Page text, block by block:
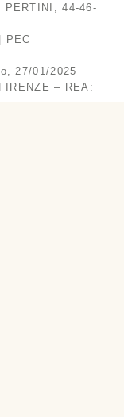
44-46-
PEC
27/01/2025
– REA: